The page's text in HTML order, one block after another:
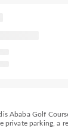
Ababa Golf
parking, a